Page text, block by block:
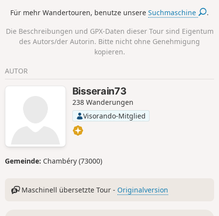
erste Teil führt über einen schönen Weg
Moutons. Anschließend folgt ein kurzer, aber
steiler Aufstieg zur Aiguille Grive (2733 m)
mit herrlichem Blick auf den Mont Blanc,
bevor es wieder hinuntergeht.
Für mehr Wandertouren, benutze unsereSuchmaschine .
Die Beschreibungen und GPX-Daten dieser Tour sind Eigentum
des Autors/der Autorin. Bitte nicht ohne Genehmigung
kopieren.
AUTOR
Bisserain73
238 Wanderungen
Visorando-Mitglied
Gemeinde: Chambéry (73000)
Maschinell übersetzte Tour - Originalversion